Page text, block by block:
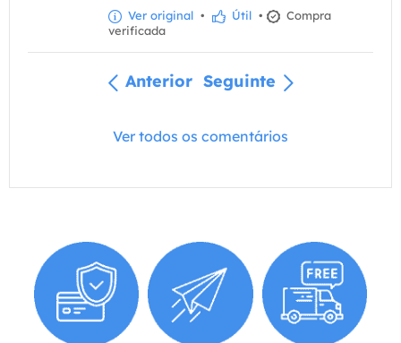
Ver original • Útil •
Compra
verificada
Anterior Seguinte
Ver todos os comentários